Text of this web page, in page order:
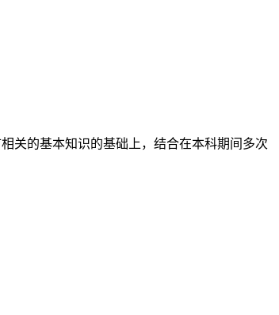
关的基本知识的基础上，结合在本科期间多次